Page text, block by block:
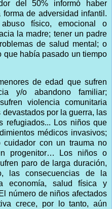
del 50% informó haber
de adversidad infantil.
físico, emocional o
la madre; tener un padre
de salud mental; o
que había pasado un tiempo
de edad que sufren
y/o abandono familiar;
violencia comunitaria
por la guerra, las
refugiados... Los niños que
médicos invasivos;
con un trauma no
progenitor… Los niños o
paro de larga duración,
las consecuencias de la
economía, salud física y
número de niños afectados
crece, por lo tanto, aún